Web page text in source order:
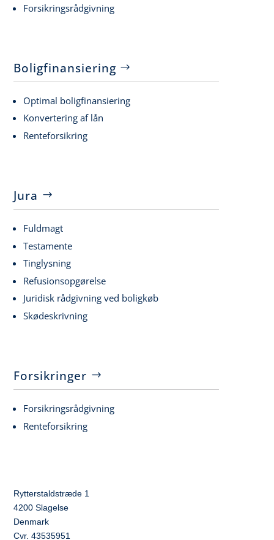
Forsikringsrådgivning
Boligfinansiering
Optimal boligfinansiering
Konvertering af lån
Renteforsikring
Jura
Fuldmagt
Testamente
Tinglysning
Refusionsopgørelse
Juridisk rådgivning ved boligkøb
Skødeskrivning
Forsikringer
Forsikringsrådgivning
Renteforsikring
Rytterstaldstræde 1
4200 Slagelse
Denmark
Cvr. 43535951